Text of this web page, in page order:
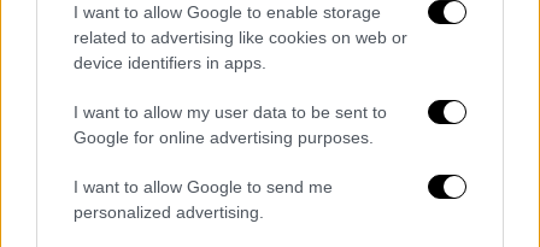
I want to allow Google to enable storage
related to advertising like cookies on web or
device identifiers in apps.
I want to allow my user data to be sent to
Google for online advertising purposes.
I want to allow Google to send me
personalized advertising.
Κόσμος|26.04.2022 21:00
Ρωσία στην Πολωνία - Νέο άλμα στις
τιμές